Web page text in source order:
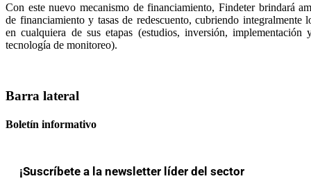
Con este nuevo mecanismo de financiamiento, Findeter brindará
de financiamiento y tasas de redescuento, cubriendo integralmente
en cualquiera de sus etapas (estudios, inversión, implementación
tecnología de monitoreo).
Barra lateral
Boletín informativo
¡Suscríbete a la newsletter líder del sector